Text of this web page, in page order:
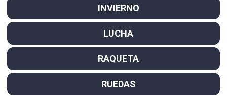
INVIERNO
LUCHA
RAQUETA
RUEDAS